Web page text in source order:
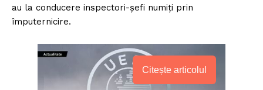
au la conducere inspectori-șefi numiți prin
împuternicire.
Citește articolul